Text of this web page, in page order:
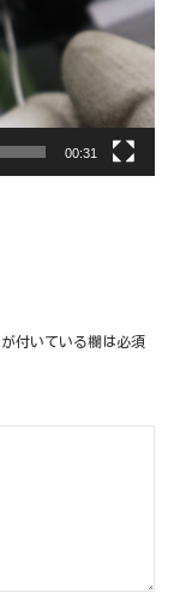
00:31
が付いている欄は必須